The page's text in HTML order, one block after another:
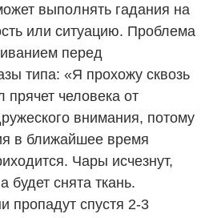
выполнять гадания на
или ситуацию. Проблема
перед
типа: «Я прохожу сквозь
прячет человека от
внимания, потому
в ближайшее время
Чары исчезнут,
будет снята ткань.
пропадут спустя 2-3